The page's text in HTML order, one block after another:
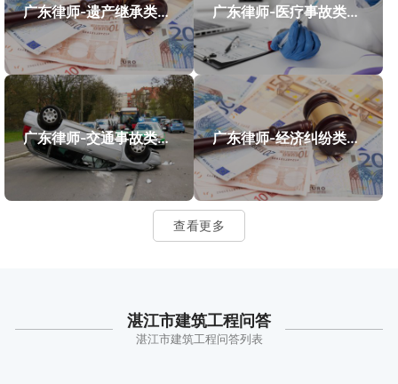
广东律师-遗产继承类案件案例 广东律师-医疗事故类案件案例
广东律师-交通事故类案件案例 广东律师-经济纠纷类案件案例
查看更多
湛江市建筑工程问答
湛江市建筑工程问答列表